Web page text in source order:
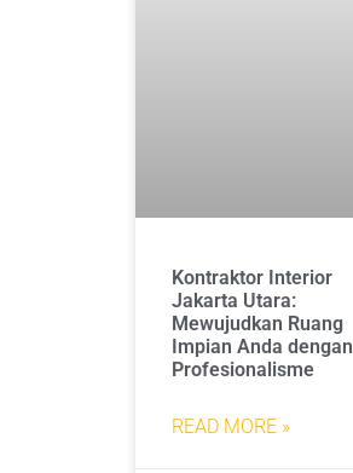
Kontraktor Interior
Jakarta Utara:
Mewujudkan Ruang
Impian Anda dengan
Profesionalisme
READ MORE »